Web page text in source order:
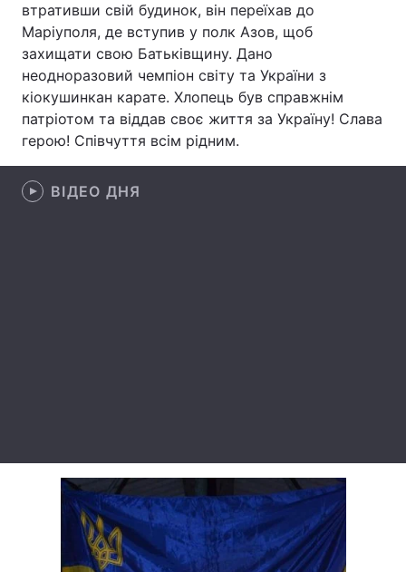
Здоров'я Туризм
Цікавинки Погода
Екологія Регіони
Лонгріди
Відео з Youtube
Тема оформлення
втративши свій будинок, він переїхав до
Маріуполя, де вступив у полк Азов, щоб
захищати свою Батьківщину. Дано
неодноразовий чемпіон світу та України з
кіокушинкан карате. Хлопець був справжнім
патріотом та віддав своє життя за Україну! Слава
герою! Співчуття всім рідним.
ВІДЕО ДНЯ